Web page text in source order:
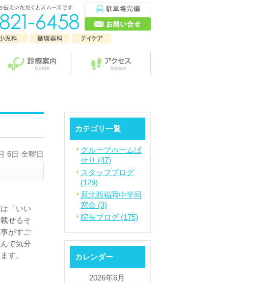
6日 金曜日
「いい
せるそ
がすご
で気分
す。
カテゴリ一覧
グループホームぱ
せり (47)
スタッフブログ
(129)
原北西福岡中学同
窓会 (3)
院長ブログ (175)
カレンダー
2026年6月